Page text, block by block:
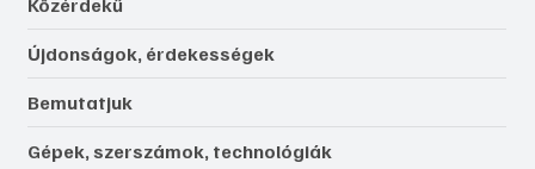
Újdonságok, érdekességek
Bemutatjuk
Gépek, szerszámok, technológiák